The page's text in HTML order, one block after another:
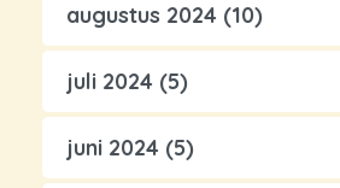
augustus 2024 (10)
juli 2024 (5)
juni 2024 (5)